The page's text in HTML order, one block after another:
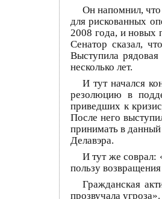
Он напомнил, что
для рискованных
2008 года, и новых
Сенатор сказал,
Выступила рядовая
несколько лет.
И тут начался
резолюцию в
приведших к
После него
принимать в
Делавэра.
И тут же соврал:
пользу
Гражданская
прозвучала угроза».